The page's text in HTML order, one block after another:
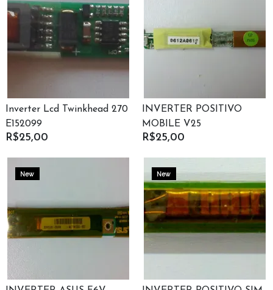
Inverter Lcd Twinkhead 270
E152099
R$25,00
INVERTER POSITIVO
MOBILE V25
R$25,00
New New